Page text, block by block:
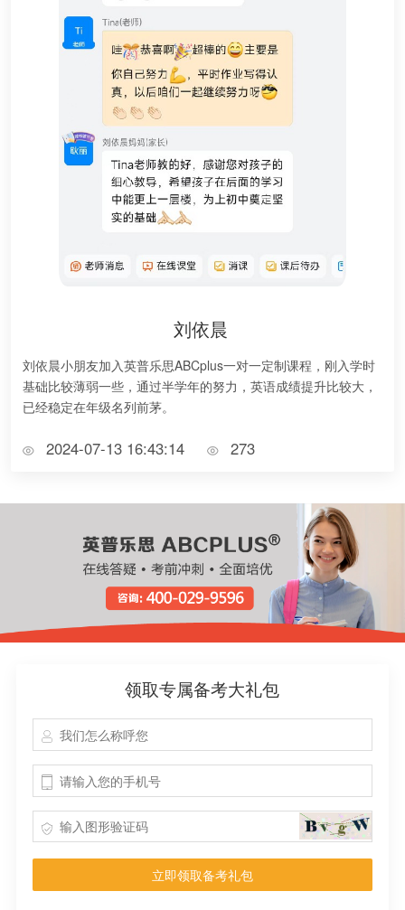
刘依晨
刘依晨小朋友加入英普乐思ABCplus一对一定制课程，刚入学时
基础比较薄弱一些，通过半学年的努力，英语成绩提升比较大，
已经稳定在年级名列前茅。
2024-07-13 16:43:14 273
领取专属备考大礼包
立即领取备考礼包